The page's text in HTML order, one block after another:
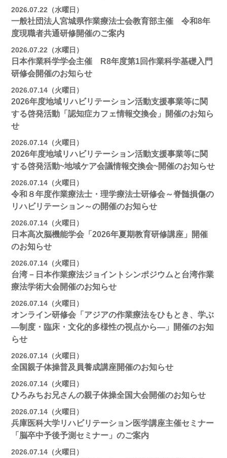
2026.07.22（水曜日）
一般社団法人宮城県作業療法士会教育部主催 令和8年
度現職者共通研修開催のご案内
2026.07.22（水曜日）
日本作業科学学会主催 R8年度第1回作業科学基礎入門
研修会開催のお知らせ
2026.07.14（火曜日）
2026年度地域リハビリテーション活動支援事業等に関
する啓発活動「認知症カフェ情報交換会」開催のお知ら
せ
2026.07.14（火曜日）
2026年度地域リハビリテーション活動支援事業等に関
する啓発活動~地域ケア会議情報交換会~開催のお知らせ
2026.07.14（火曜日）
令和８年度作業療法士・理学療法士研修会～脊髄損傷の
リハビリテーション～の開催のお知らせ
2026.07.14（火曜日）
日本高次脳機能学会「2026年夏期教育研修講座」開催
のお知らせ
2026.07.14（火曜日）
台湾－日本作業療法ジョイントシンポジウムと台湾作業
療法学術大会開催のお知らせ
2026.07.14（火曜日）
オンライン研修会「アジアの作業療法をひもとき、学ぶ
―制度・臨床・文化的多様性の視点から―」開催のお知
らせ
2026.07.14（火曜日）
全国親子体操普及員養成講座開催のお知らせ
2026.07.14（火曜日）
ひろみちお兄さんの親子体操全国大会開催のお知らせ
2026.07.14（火曜日）
兵庫医科大学リハビリテーション医学講座主催セミナー
「脳卒中予後予測セミナー」のご案内
2026.07.14（火曜日）